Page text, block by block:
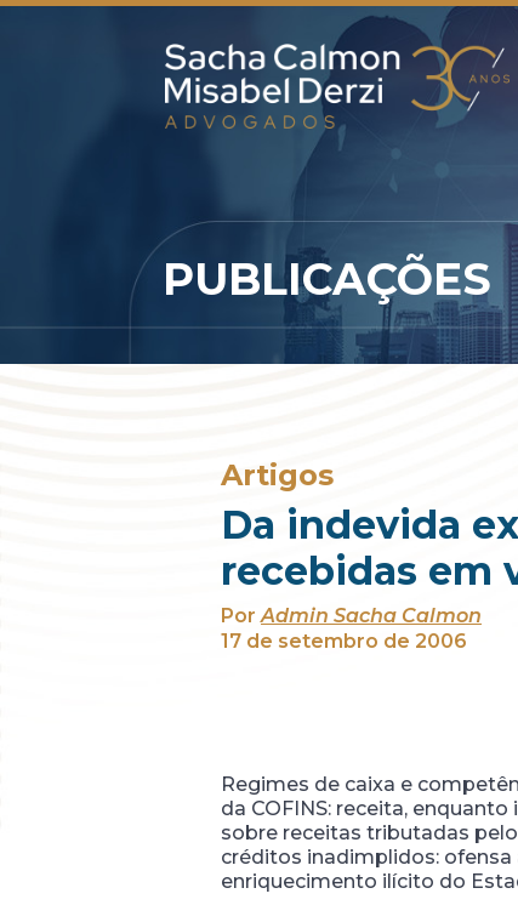
PUBLICAÇÕES
Artigos
Da indevida
recebidas em
PorAdmin Sacha Calmon
17 de setembro de 2006
Regimes de caixa e
da COFINS: receita,
sobre receitas tributadas
créditos inadimplidos:
enriquecimento ilícito do